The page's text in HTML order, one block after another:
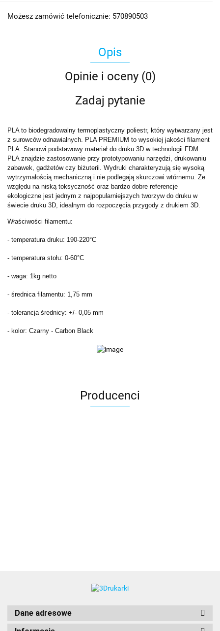
Możesz zamówić telefonicznie: 570890503
Opis
Opinie i oceny (0)
Zadaj pytanie
PLA to biodegradowalny termoplastyczny poliestr, który wytwarzany jest
z surowców odnawialnych. PLA PREMIUM to wysokiej jakości filament
PLA. Stanowi podstawowy materiał do druku 3D w technologii FDM.
PLA znajdzie zastosowanie przy prototypowaniu narzędzi, drukowaniu
zabawek, gadżetów czy biżuterii. Wydruki charakteryzują się wysoką
wytrzymałością mechaniczną i nie podlegają skurczowi wtórnemu. Ze
względu na niską toksyczność oraz bardzo dobre referencje
ekologiczne jest jednym z najpopularniejszych tworzyw do druku w
świecie druku 3D, idealnym do rozpoczęcia przygody z drukiem 3D.
Właściwości filamentu:
- temperatura druku: 190-220°C
- temperatura stołu: 0-60°C
- waga: 1kg netto
- średnica filamentu: 1,75 mm
- tolerancja średnicy: +/- 0,05 mm
- kolor: Czarny - Carbon Black
Producenci
Dane adresowe